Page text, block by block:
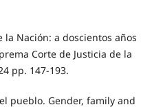
la Nación: a doscientos años
Corte de Justicia de la
pp. 147-193.
pueblo. Gender, family and